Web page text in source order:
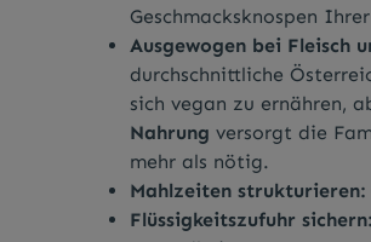
Geschmacksknospen
Ausgewogen bei Fleisch
durchschnittliche
sich vegan zu ernähren,
Nahrung versorgt die
mehr als nötig.
Mahlzeiten strukturieren:
Flüssigkeitszufuhr sichern: